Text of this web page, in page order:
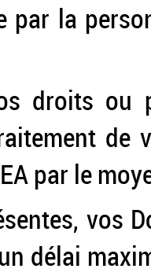
par la
droits ou
de
par le
vos
délai